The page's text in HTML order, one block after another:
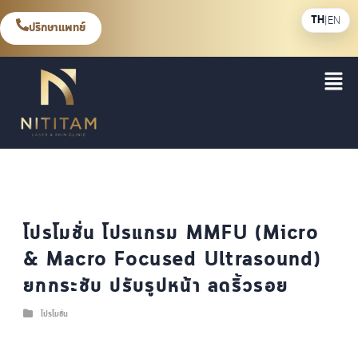
ปรึกษาแพทย์
โปรโมชั่น โปรแกรม MMFU (Micro
& Macro Focused Ultrasound)
ยกกระชับ ปรับรูปหน้า ลดริ้วรอย
โปรโมชั่น
TH|EN